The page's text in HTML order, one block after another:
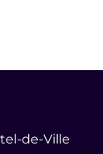
nouvel onglet)
de-Ville